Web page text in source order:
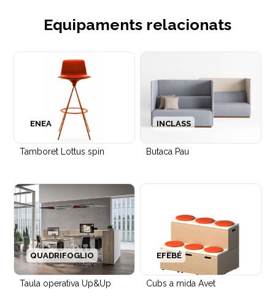
Equipaments relacionats
Tamboret Lottus spin
ENEA
Butaca Pau
INCLASS
Taula operativa Up&Up
QUADRIFOGLIO
Cubs a mida Avet
EFEBÉ